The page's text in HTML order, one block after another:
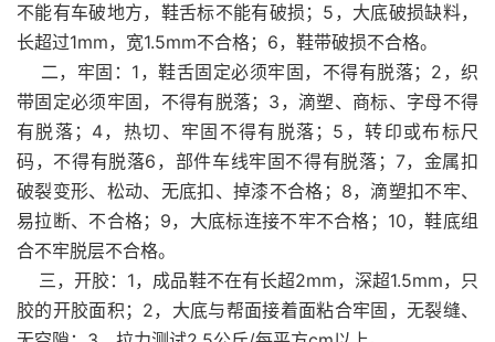
不能有车破地方，鞋舌标不能有破损；5，大底破损缺料，
长超过1mm，宽1.5mm不合格；6，鞋带破损不合格。
二，牢固：1，鞋舌固定必须牢固，不得有脱落；2，织
带固定必须牢固，不得有脱落；3，滴塑、商标、字母不得
有脱落；4，热切、牢固不得有脱落；5，转印或布标尺
码，不得有脱落6，部件车线牢固不得有脱落；7，金属扣
破裂变形、松动、无底扣、掉漆不合格；8，滴塑扣不牢、
易拉断、不合格；9，大底标连接不牢不合格；10，鞋底组
合不牢脱层不合格。
三，开胶：1，成品鞋不在有长超2mm，深超1.5mm，只
胶的开胶面积；2，大底与帮面接着面粘合牢固，无裂缝、